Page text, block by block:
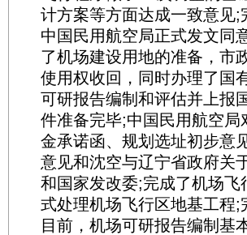
计方案等方面达成一致意见
中国民用航空局正式发文同
了机场建设用地的准备，市
使用权收回，同时办理了国
可研报告编制和评估并上报
件准备完毕;中国民用航空
金承诺函、规划选址初步意
意见和沈空与辽宁省政府关
和国家发改委;完成了机场
式处理机场飞行区地基工
目前，机场可研报告编制基